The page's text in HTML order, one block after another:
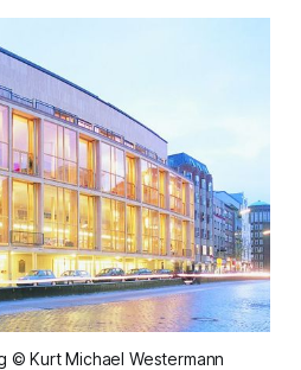
© Kurt Michael Westermann